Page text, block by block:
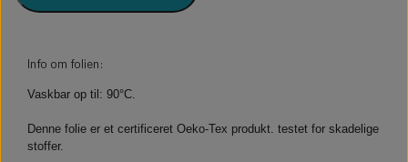
TERMOKRUS MED PRINT
Info om folien:
Vaskbar op til: 90°C.
Denne folie er et certificeret Oeko-Tex produkt. testet for skadelige
stoffer.